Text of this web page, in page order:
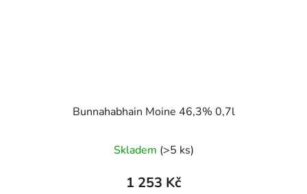
Bunnahabhain Moine 46,3% 0,7l
Skladem (>5 ks)
1 253 Kč